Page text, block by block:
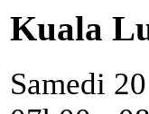
Kuala
Samedi